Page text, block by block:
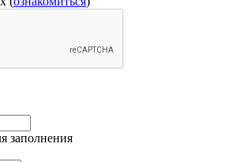
заполнения